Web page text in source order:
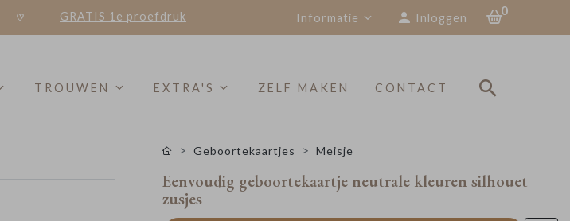
GRATIS 1e proefdruk Informatie Inloggen
0
TROUWEN EXTRA'S ZELF MAKEN CONTACT
Geboortekaartjes Meisje
Eenvoudig geboortekaartje neutrale kleuren silhouet
zusjes